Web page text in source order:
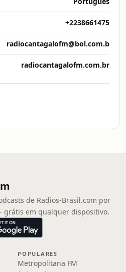
+2238661475
radiocantagalofm@bol.com.b
radiocantagalofm.com.br
de Radios-Brasil.com por
em qualquer dispositivo.
POPULARES
Metropolitana FM